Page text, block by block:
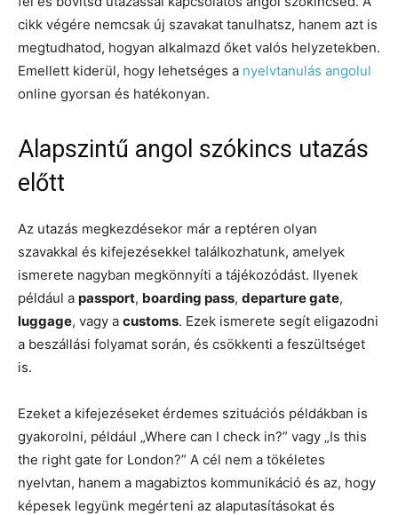
cikk végére nemcsak új szavakat tanulhatsz, hanem azt is
megtudhatod, hogyan alkalmazd őket valós helyzetekben.
Emellett kiderül, hogy lehetséges a nyelvtanulás angolul
online gyorsan és hatékonyan.
Alapszintű angol szókincs utazás
előtt
Az utazás megkezdésekor már a reptéren olyan
szavakkal és kifejezésekkel találkozhatunk, amelyek
ismerete nagyban megkönnyíti a tájékozódást. Ilyenek
például a passport, boarding pass, departure gate,
luggage, vagy a customs. Ezek ismerete segít eligazodni
a beszállási folyamat során, és csökkenti a feszültséget
is.
Ezeket a kifejezéseket érdemes szituációs példákban is
gyakorolni, például „Where can I check in?” vagy „Is this
the right gate for London?” A cél nem a tökéletes
nyelvtan, hanem a magabiztos kommunikáció és az, hogy
képesek legyünk megérteni az alaputasításokat és